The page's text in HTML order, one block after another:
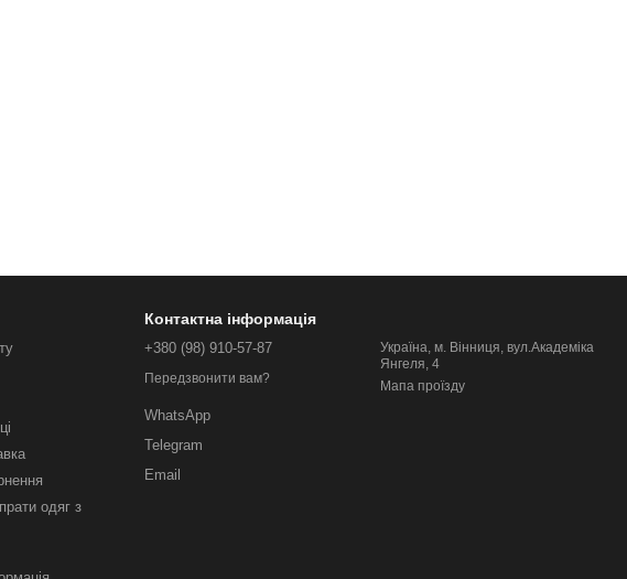
одяг з
Контактна інформація
+380 (98) 910-57-87
Передзвонити вам?
WhatsApp
Telegram
Email
Україна, м. Вінниця, вул.Академіка
Янгеля, 4
Мапа проїзду